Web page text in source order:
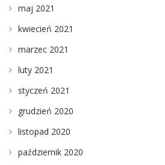
maj 2021
kwiecień 2021
marzec 2021
luty 2021
styczeń 2021
grudzień 2020
listopad 2020
październik 2020